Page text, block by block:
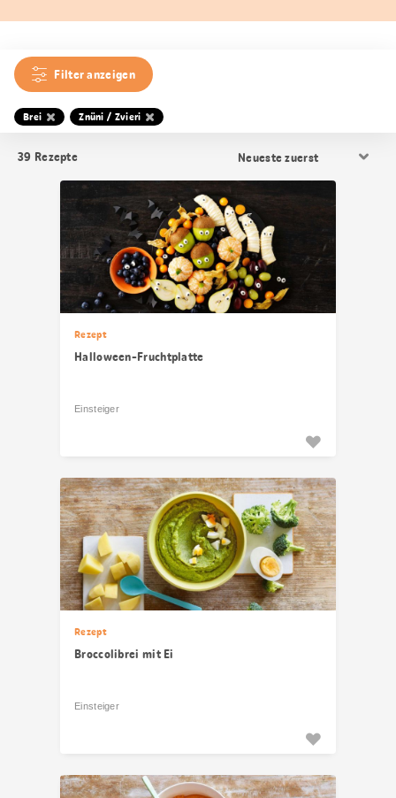
Filter anzeigen
Brei Znüni / Zvieri
39 Rezepte
Sortierung
Rezept
Halloween-Fruchtplatte
Einsteiger
Rezept
Broccolibrei mit Ei
Einsteiger